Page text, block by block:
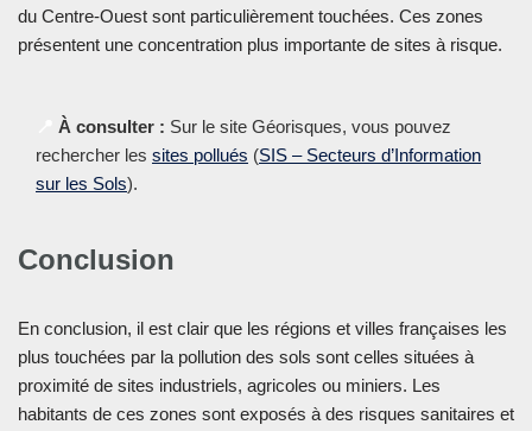
du Centre-Ouest sont particulièrement touchées. Ces zones
présentent une concentration plus importante de sites à risque.
À consulter : Sur le site Géorisques, vous pouvez
rechercher les sites pollués (SIS – Secteurs d’Information
sur les Sols).
Conclusion
En conclusion, il est clair que les régions et villes françaises les
plus touchées par la pollution des sols sont celles situées à
proximité de sites industriels, agricoles ou miniers. Les
habitants de ces zones sont exposés à des risques sanitaires et